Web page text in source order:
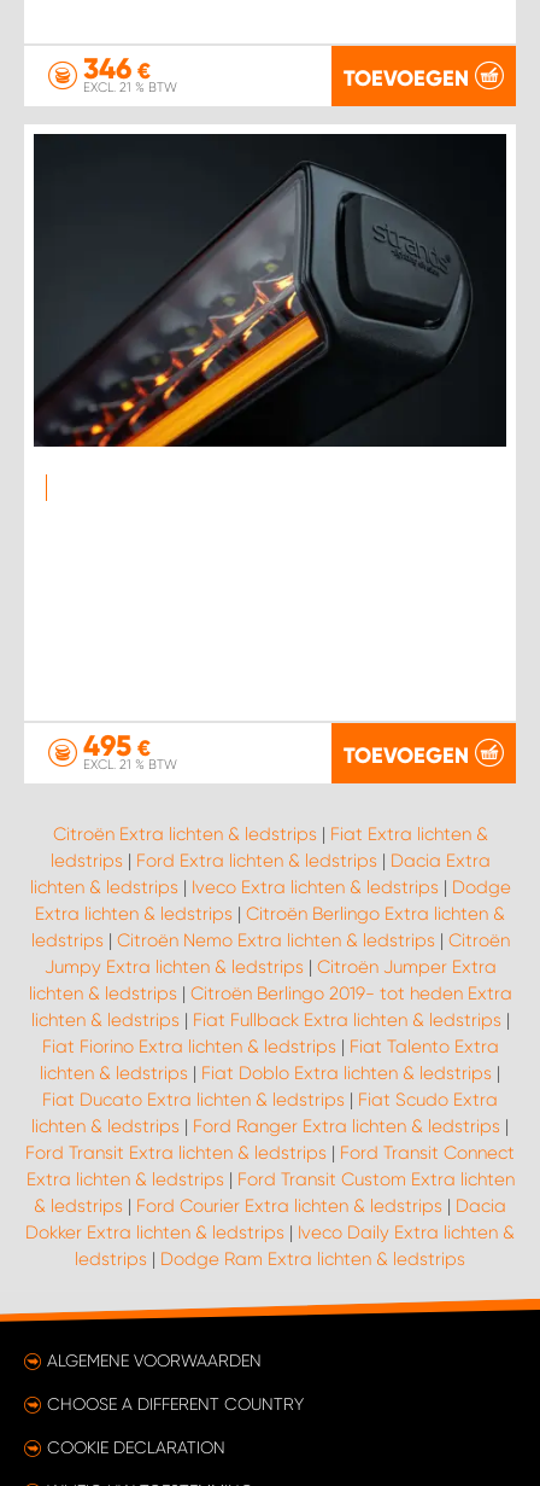
346 €
EXCL. 21 % BTW TOEVOEGEN
495 €
EXCL. 21 % BTW TOEVOEGEN
Citroën Extra lichten & ledstrips | Fiat Extra lichten &
ledstrips | Ford Extra lichten & ledstrips | Dacia Extra
lichten & ledstrips | Iveco Extra lichten & ledstrips | Dodge
Extra lichten & ledstrips | Citroën Berlingo Extra lichten &
ledstrips | Citroën Nemo Extra lichten & ledstrips | Citroën
Jumpy Extra lichten & ledstrips | Citroën Jumper Extra
lichten & ledstrips | Citroën Berlingo 2019- tot heden Extra
lichten & ledstrips | Fiat Fullback Extra lichten & ledstrips |
Fiat Fiorino Extra lichten & ledstrips | Fiat Talento Extra
lichten & ledstrips | Fiat Doblo Extra lichten & ledstrips |
Fiat Ducato Extra lichten & ledstrips | Fiat Scudo Extra
lichten & ledstrips | Ford Ranger Extra lichten & ledstrips |
Ford Transit Extra lichten & ledstrips | Ford Transit Connect
Extra lichten & ledstrips | Ford Transit Custom Extra lichten
& ledstrips | Ford Courier Extra lichten & ledstrips | Dacia
Dokker Extra lichten & ledstrips | Iveco Daily Extra lichten &
ledstrips | Dodge Ram Extra lichten & ledstrips
ALGEMENE VOORWAARDEN
CHOOSE A DIFFERENT COUNTRY
COOKIE DECLARATION